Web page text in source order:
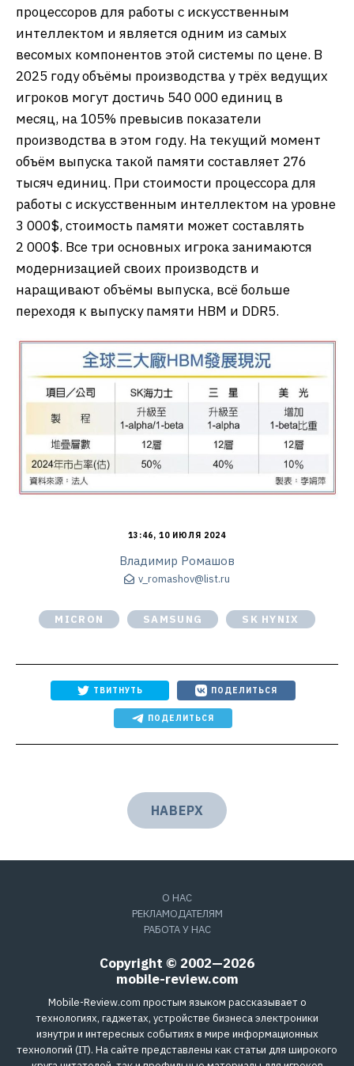
процессоров для работы с искусственным
интеллектом и является одним из самых
весомых компонентов этой системы по цене. В
2025 году объёмы производства у трёх ведущих
игроков могут достичь 540 000 единиц в
месяц, на 105% превысив показатели
производства в этом году. На текущий момент
объём выпуска такой памяти составляет 276
тысяч единиц. При стоимости процессора для
работы с искусственным интеллектом на уровне
3 000$, стоимость памяти может составлять
2 000$. Все три основных игрока занимаются
модернизацией своих производств и
наращивают объёмы выпуска, всё больше
переходя к выпуску памяти HBM и DDR5.
13:46, 10 ИЮЛЯ 2024
Владимир Ромашов
v_romashov@list.ru
MICRON SAMSUNG SK HYNIX
ТВИТНУТЬ ПОДЕЛИТЬСЯ
ПОДЕЛИТЬСЯ
НАВЕРХ
О НАС
РЕКЛАМОДАТЕЛЯМ
РАБОТА У НАС
Copyright © 2002—2026
mobile-review.com
Mobile-Review.com простым языком рассказывает о
технологиях, гаджетах, устройстве бизнеса электроники
изнутри и интересных событиях в мире информационных
технологий (IT). На сайте представлены как статьи для широкого